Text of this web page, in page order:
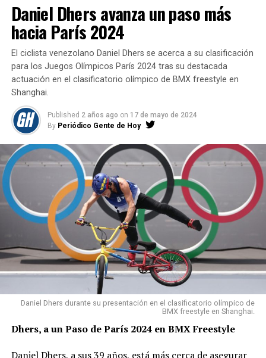
Daniel Dhers avanza un paso más
hacia París 2024
El ciclista venezolano Daniel Dhers se acerca a su clasificación
para los Juegos Olímpicos París 2024 tras su destacada
actuación en el clasificatorio olímpico de BMX freestyle en
Shanghai.
Published 2 años ago on 17 de mayo de 2024
By Periódico Gente de Hoy
Daniel Dhers durante su presentación en el clasificatorio olímpico de
BMX freestyle en Shanghai.
Dhers, a un Paso de París 2024 en BMX Freestyle
Daniel Dhers, a sus 39 años, está más cerca de asegurar